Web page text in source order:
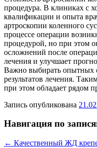
процедура. В клиниках с
квалификации и опыта
артроскопии коленного
процессе операции
процедурой, но при этом
осложнений после
лечения и улучшает
Важно выбирать опытных
результатов лечения.
при этом обладает рядом
Запись опубликована
Навигация по
← Качественный ЖД